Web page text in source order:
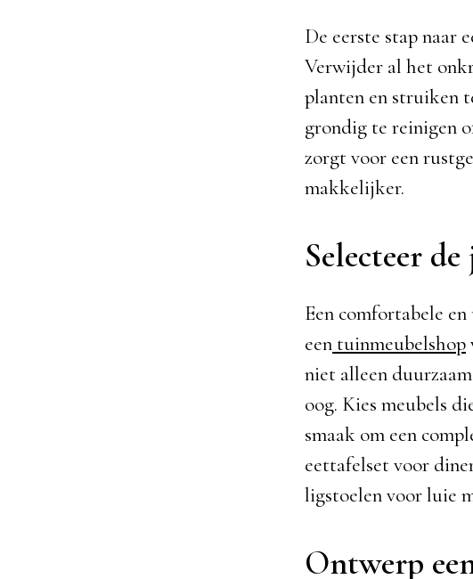
De eerste stap naar
Verwijder al het
planten en struiken
grondig te reinigen
zorgt voor een
makkelijker.
Selecteer
Een comfortabele
een tuinmeubelshop
niet alleen
oog. Kies meubels
smaak om een
eettafelset voor
ligstoelen voor luie
Ontwerp